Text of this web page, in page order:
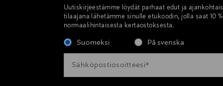
Uutiskirjeestämme löydät parhaat edut ja
tilaajana lähetämme sinulle etukoodin, jolla saat 10
normaalihintaisesta kertaostoksesta.
Suomeksi På svenska